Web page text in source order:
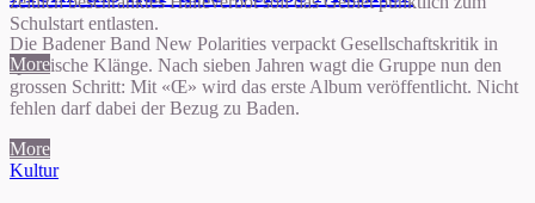
Die Badener Band New Polarities verpackt Gesellschaftskritik in
sphärische Klänge. Nach sieben Jahren wagt die Gruppe nun den
grossen Schritt: Mit «Œ» wird das erste Album veröffentlicht. Nicht
fehlen darf dabei der Bezug zu Baden.
More
Kultur
Schulstart entlasten.
More